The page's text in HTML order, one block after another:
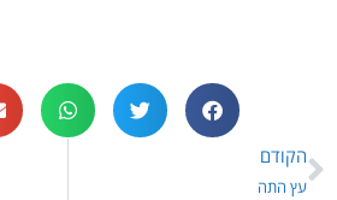
הקודם
עץ התה